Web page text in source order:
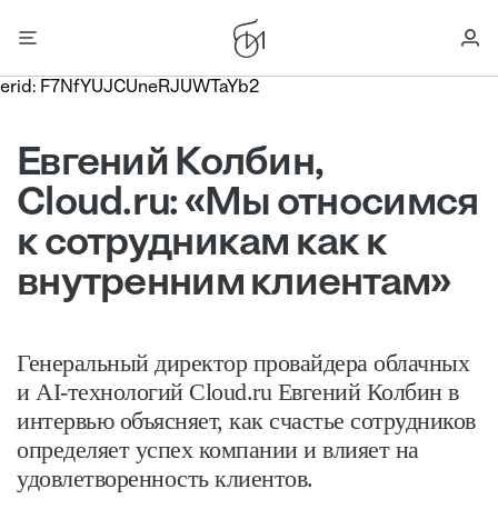
erid: F7NfYUJCUneRJUWTaYb2
Евгений Колбин,
Cloud.ru: «Мы относимся
к сотрудникам как к
внутренним клиентам»
Генеральный директор провайдера облачных
и AI-технологий Cloud.ru Евгений Колбин в
интервью объясняет, как счастье сотрудников
определяет успех компании и влияет на
удовлетворенность клиентов.